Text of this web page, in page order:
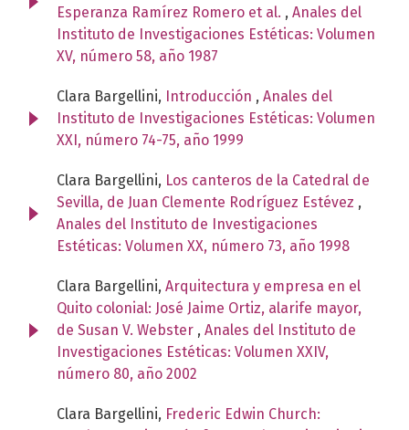
Esperanza Ramírez Romero et al. , Anales del
Instituto de Investigaciones Estéticas: Volumen
XV, número 58, año 1987
Clara Bargellini, Introducción , Anales del
Instituto de Investigaciones Estéticas: Volumen
XXI, número 74-75, año 1999
Clara Bargellini, Los canteros de la Catedral de
Sevilla, de Juan Clemente Rodríguez Estévez ,
Anales del Instituto de Investigaciones
Estéticas: Volumen XX, número 73, año 1998
Clara Bargellini, Arquitectura y empresa en el
Quito colonial: José Jaime Ortiz, alarife mayor,
de Susan V. Webster , Anales del Instituto de
Investigaciones Estéticas: Volumen XXIV,
número 80, año 2002
Clara Bargellini, Frederic Edwin Church: